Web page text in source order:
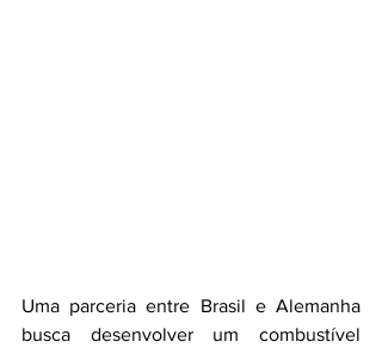
Uma parceria entre Brasil e Alemanha
busca desenvolver um combustível